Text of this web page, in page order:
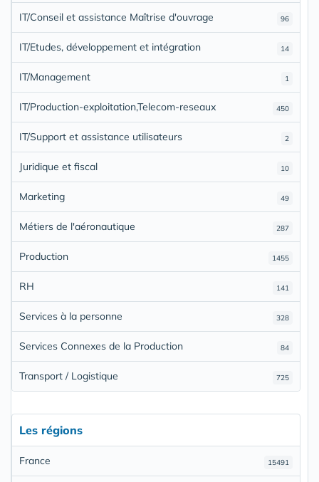
96
IT/Conseil et assistance Maîtrise d'ouvrage
14
IT/Etudes, développement et intégration
1
IT/Management
450
IT/Production-exploitation,Telecom-reseaux
2
IT/Support et assistance utilisateurs
10
Juridique et fiscal
49
Marketing
287
Métiers de l'aéronautique
1455
Production
141
RH
328
Services à la personne
84
Services Connexes de la Production
725
Transport / Logistique
Les régions
15491
France